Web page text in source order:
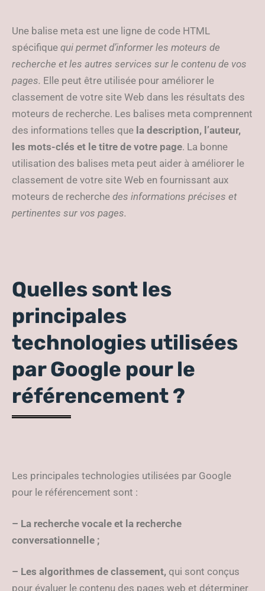
Une balise meta est une ligne de code HTML
spécifique qui permet d’informer les moteurs de
recherche et les autres services sur le contenu de vos
pages. Elle peut être utilisée pour améliorer le
classement de votre site Web dans les résultats des
moteurs de recherche. Les balises meta comprennent
des informations telles que la description, l’auteur,
les mots-clés et le titre de votre page. La bonne
utilisation des balises meta peut aider à améliorer le
classement de votre site Web en fournissant aux
moteurs de recherche des informations précises et
pertinentes sur vos pages.
Quelles sont les
principales
technologies utilisées
par Google pour le
référencement ?
Les principales technologies utilisées par Google
pour le référencement sont :
– La recherche vocale et la recherche
conversationnelle ;
– Les algorithmes de classement, qui sont conçus
pour évaluer le contenu des pages web et déterminer